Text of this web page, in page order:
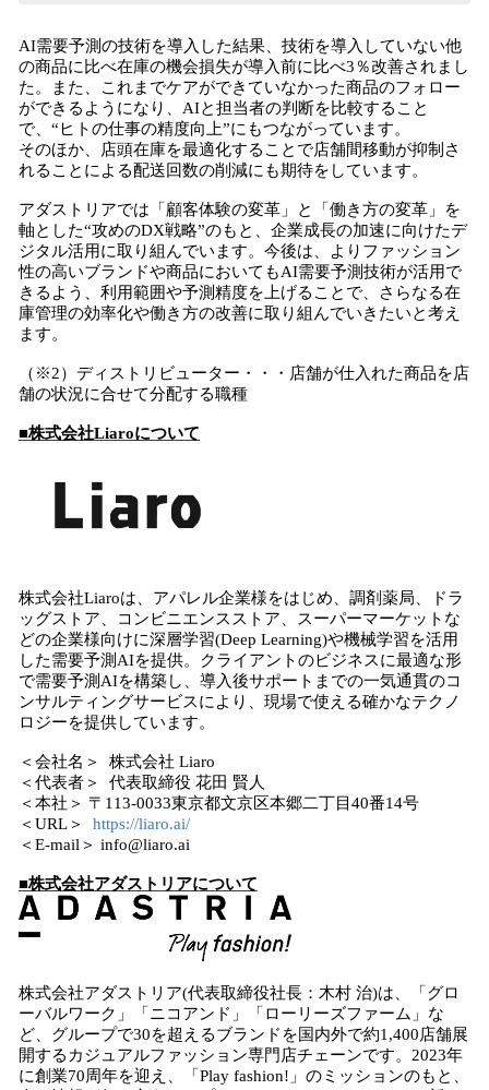
AI需要予測の技術を導入した結果、技術を導入していない他
の商品に比べ在庫の機会損失が導入前に比べ3％改善されまし
た。また、これまでケアができていなかった商品のフォロー
ができるようになり、AIと担当者の判断を比較すること
で、“ヒトの仕事の精度向上”にもつながっています。
そのほか、店頭在庫を最適化することで店舗間移動が抑制さ
れることによる配送回数の削減にも期待をしています。
アダストリアでは「顧客体験の変革」と「働き方の変革」を
軸とした“攻めのDX戦略”のもと、企業成長の加速に向けたデ
ジタル活用に取り組んでいます。今後は、よりファッション
性の高いブランドや商品においてもAI需要予測技術が活用で
きるよう、利用範囲や予測精度を上げることで、さらなる在
庫管理の効率化や働き方の改善に取り組んでいきたいと考え
ます。
（※2）ディストリビューター・・・店舗が仕入れた商品を店
舗の状況に合せて分配する職種
■株式会社Liaroについて
株式会社Liaroは、アパレル企業様をはじめ、調剤薬局、ドラ
ッグストア、コンビニエンスストア、スーパーマーケットな
どの企業様向けに深層学習(Deep Learning)や機械学習を活用
した需要予測AIを提供。クライアントのビジネスに最適な形
で需要予測AIを構築し、導入後サポートまでの一気通貫のコ
ンサルティングサービスにより、現場で使える確かなテクノ
ロジーを提供しています。
＜会社名＞ 株式会社 Liaro
＜代表者＞ 代表取締役 花田 賢人
＜本社＞ 〒113-0033東京都文京区本郷二丁目40番14号
＜URL＞ https://liaro.ai/
＜E-mail＞ info@liaro.ai
■株式会社アダストリアについて
株式会社アダストリア(代表取締役社長：木村 治)は、「グロ
ーバルワーク」「ニコアンド」「ローリーズファーム」な
ど、グループで30を超えるブランドを国内外で約1,400店舗展
開するカジュアルファッション専門店チェーンです。2023年
に創業70周年を迎え、「Play fashion!」のミッションのもと、